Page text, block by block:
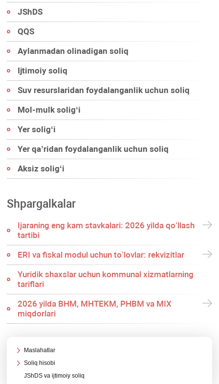
JShDS
QQS
Aylanmadan olinadigan soliq
Ijtimoiy soliq
Suv resurslaridan foydalanganlik uchun soliq
Mol-mulk soligʻi
Yer soligʻi
Yer qa’ridan foydalanganlik uchun soliq
Aksiz soligʻi
Shpargalkalar
Ijaraning eng kam stavkalari: 2026 yilda qoʻllash
tartibi
ERI va fiskal modul uchun toʻlovlar: rekvizitlar
Yuridik shaхslar uchun kommunal хizmatlarning
tariflari
2026 yilda BHM, MHTEKM, PHBM va MIX
miqdorlari
Maslahatlar
Soliq hisobi
JShDS va ijtimoiy soliq